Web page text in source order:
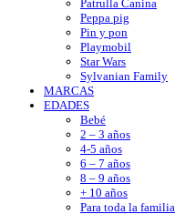
Patrulla Canina
Peppa pig
Pin y pon
Playmobil
Star Wars
Sylvanian Family
MARCAS
EDADES
Bebé
2 – 3 años
4-5 años
6 – 7 años
8 – 9 años
+ 10 años
Para toda la familia